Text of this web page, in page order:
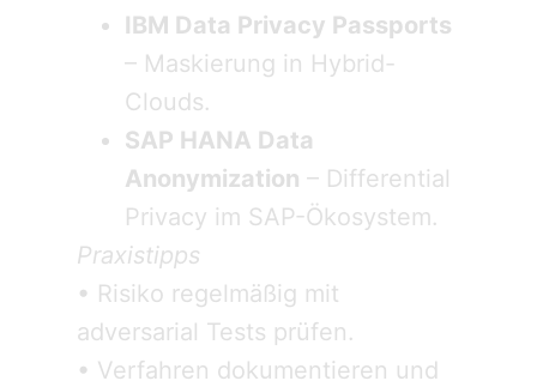
IBM Data Privacy Passports
– Maskierung in Hybrid-
Clouds.
SAP HANA Data
Anonymization – Differential
Privacy im SAP-Ökosystem.
Praxistipps
• Risiko regelmäßig mit
adversarial Tests prüfen.
• Verfahren dokumentieren und